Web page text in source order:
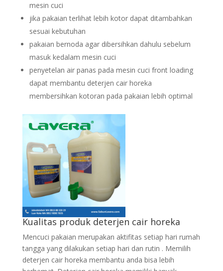
mesin cuci
jika pakaian terlihat lebih kotor dapat ditambahkan
sesuai kebutuhan
pakaian bernoda agar dibersihkan dahulu sebelum
masuk kedalam mesin cuci
penyetelan air panas pada mesin cuci front loading
dapat membantu deterjen cair horeka
membersihkan kotoran pada pakaian lebih optimal
Kualitas produk deterjen cair horeka
Mencuci pakaian merupakan aktifitas setiap hari rumah
tangga yang dilakukan setiap hari dan rutin . Memilih
deterjen cair horeka membantu anda bisa lebih